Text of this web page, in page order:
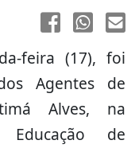
feira (17), foi
Agentes de
Alves, na
Educação de